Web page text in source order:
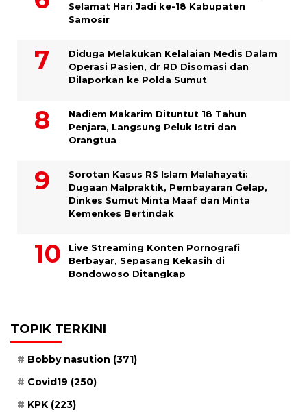
Selamat Hari Jadi ke-18 Kabupaten
Samosir
Diduga Melakukan Kelalaian Medis Dalam
Operasi Pasien, dr RD Disomasi dan
Dilaporkan ke Polda Sumut
​Nadiem Makarim Dituntut 18 Tahun
Penjara, Langsung Peluk Istri dan
Orangtua
Sorotan Kasus RS Islam Malahayati:
Dugaan Malpraktik, Pembayaran Gelap,
Dinkes Sumut Minta Maaf dan Minta
Kemenkes Bertindak
Live Streaming Konten Pornografi
Berbayar, Sepasang Kekasih di
Bondowoso Ditangkap
TOPIK TERKINI
Bobby nasution (371)
Covid19 (250)
KPK (223)